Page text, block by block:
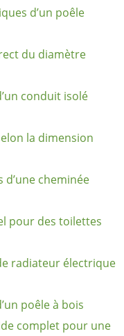
d’un poêle
du diamètre
conduit isolé
la dimension
cheminée
pour des toilettes
radiateur électrique
poêle à bois
complet pour une